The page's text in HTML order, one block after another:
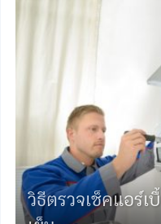
วิธีตรวจเช็คแอร์เ